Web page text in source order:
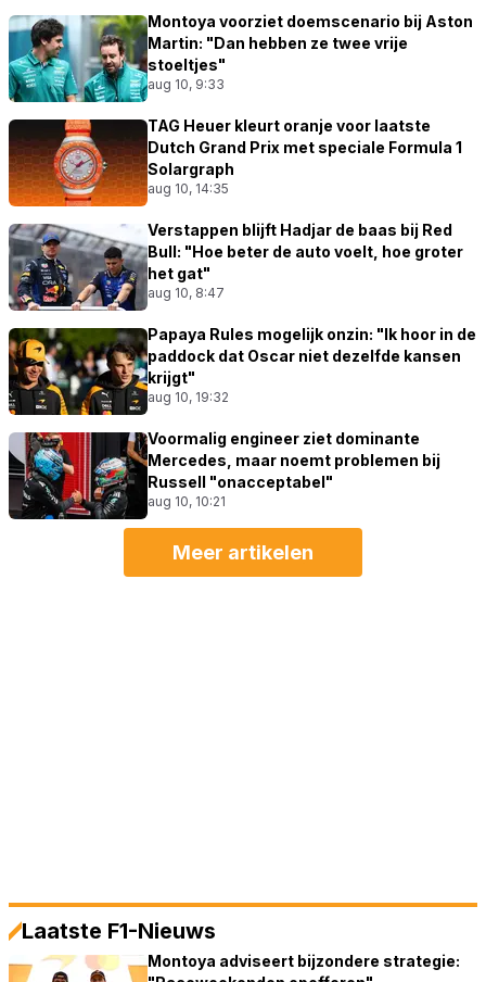
Montoya voorziet doemscenario bij Aston
Martin: "Dan hebben ze twee vrije
stoeltjes"
aug 10, 9:33
TAG Heuer kleurt oranje voor laatste
Dutch Grand Prix met speciale Formula 1
Solargraph
aug 10, 14:35
Verstappen blijft Hadjar de baas bij Red
Bull: "Hoe beter de auto voelt, hoe groter
het gat"
aug 10, 8:47
Papaya Rules mogelijk onzin: "Ik hoor in de
paddock dat Oscar niet dezelfde kansen
krijgt"
aug 10, 19:32
Voormalig engineer ziet dominante
Mercedes, maar noemt problemen bij
Russell "onacceptabel"
aug 10, 10:21
Meer artikelen
Laatste F1-Nieuws
Montoya adviseert bijzondere strategie: